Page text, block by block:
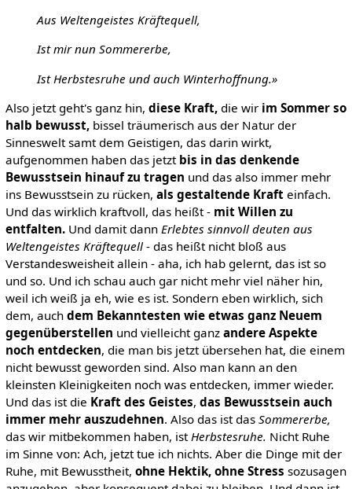
Aus Weltengeistes Kräftequell,
Ist mir nun Sommererbe,
Ist Herbstesruhe und auch Winterhoffnung.»
Also jetzt geht's ganz hin, diese Kraft,die wir im Sommer so
halb bewusst,bissel träumerisch aus der Natur der
Sinneswelt samt dem Geistigen, das darin wirkt,
aufgenommen haben das jetzt bis in das denkende
Bewusstsein hinauf zu tragen und das also immer mehr
ins Bewusstsein zu rücken, als gestaltende Krafteinfach.
Und das wirklich kraftvoll, das heißt - mit Willen zu
entfalten.Und damit dann Erlebtes sinnvoll deuten aus
Weltengeistes Kräftequell- das heißt nicht bloß aus
Verstandesweisheit allein - aha, ich hab gelernt, das ist so
und so. Und ich schau auch gar nicht mehr viel näher hin,
weil ich weiß ja eh, wie es ist. Sondern eben wirklich, sich
dem, auch dem Bekanntesten wie etwas ganz Neuem
gegenüberstellen und vielleicht ganz andere Aspekte
noch entdecken, die man bis jetzt übersehen hat, die einem
nicht bewusst geworden sind. Also man kann an den
kleinsten Kleinigkeiten noch was entdecken, immer wieder.
Und das ist die Kraft des Geistes, das Bewusstsein auch
immer mehr auszudehnen. Also das ist das Sommererbe,
das wir mitbekommen haben, ist Herbstesruhe. Nicht Ruhe
im Sinne von: Ach, jetzt tue ich nichts. Aber die Dinge mit der
Ruhe, mit Bewusstheit, ohne Hektik, ohne Stress sozusagen